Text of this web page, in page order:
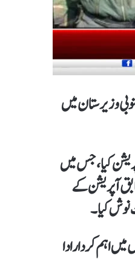
وزیرستان میں
کیا، جس میں
پی آر کے مطابق آپریشن کے
نوش کیا۔
اہم کردار ادا